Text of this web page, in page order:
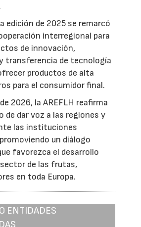
edición de 2025 se remarcó
interregional para
de innovación,
transferencia de tecnología
productos de alta
para el consumidor final.
2026, la AREFLH reafirma
de dar voz a las regiones y
las instituciones
un diálogo
favorezca el desarrollo
de las frutas,
en toda Europa.
ENTIDADES